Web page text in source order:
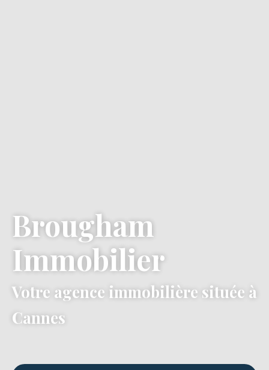
Brougham
Immobilier
Votre agence immobilière située à
Cannes